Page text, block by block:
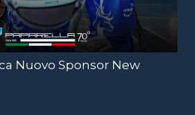
Nuovo Sponsor New